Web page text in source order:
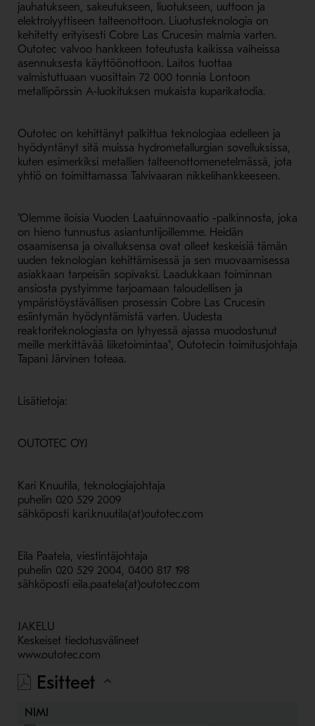
jauhatukseen, sakeutukseen, liuotukseen, uuttoon ja
elektrolyyttiseen talteenottoon. Liuotusteknologia on
kehitetty erityisesti Cobre Las Crucesin malmia varten.
Outotec valvoo hankkeen toteutusta kaikissa vaiheissa
asennuksesta käyttöönottoon. Laitos tuottaa
valmistuttuaan vuosittain 72 000 tonnia Lontoon
metallipörssin A-luokituksen mukaista kuparikatodia.
Outotec on kehittänyt palkittua teknologiaa edelleen ja
hyödyntänyt sitä muissa hydrometallurgian sovelluksissa,
kuten esimerkiksi metallien talteenottomenetelmässä, jota
yhtiö on toimittamassa Talvivaaran nikkelihankkeeseen.
"Olemme iloisia Vuoden Laatuinnovaatio -palkinnosta, joka
on hieno tunnustus asiantuntijoillemme. Heidän
osaamisensa ja oivalluksensa ovat olleet keskeisiä tämän
uuden teknologian kehittämisessä ja sen muovaamisessa
asiakkaan tarpeisiin sopivaksi. Laadukkaan toiminnan
ansiosta pystyimme tarjoamaan taloudellisen ja
ympäristöystävällisen prosessin Cobre Las Crucesin
esiintymän hyödyntämistä varten. Uudesta
reaktoriteknologiasta on lyhyessä ajassa muodostunut
meille merkittävää liiketoimintaa", Outotecin toimitusjohtaja
Tapani Järvinen toteaa.
Lisätietoja:
OUTOTEC OYJ
Kari Knuutila, teknologiajohtaja
puhelin 020 529 2009
sähköposti kari.knuutila(at)outotec.com
Eila Paatela, viestintäjohtaja
puhelin 020 529 2004, 0400 817 198
sähköposti eila.paatela(at)outotec.com
JAKELU
Keskeiset tiedotusvälineet
www.outotec.com
Esitteet
NIMI